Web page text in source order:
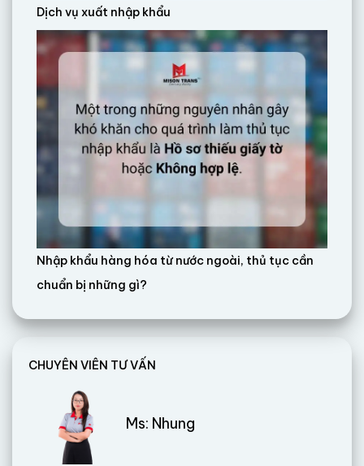
Dịch vụ xuất nhập khẩu
Nhập khẩu hàng hóa từ nước ngoài, thủ tục cần
chuẩn bị những gì?
CHUYÊN VIÊN TƯ VẤN
Ms: Nhung